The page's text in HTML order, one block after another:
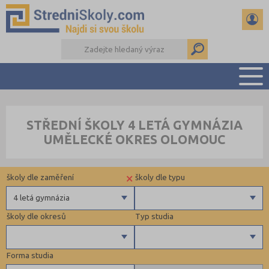
PŘÍPRAVA NA PŘIJÍMAČKY
DŮLEŽITÉ TERMÍNY
DALŠÍ DRUHY ŠKOL
STŘEDNÍ ŠKOLY 4 LETÁ GYMNÁZIA
UMĚLECKÉ OKRES OLOMOUC
Forma studia
Typ studia
školy dle okresů
školy dle typu
×
4 letá gymnázia
školy dle zaměření
Gymnázia
6 letá gymnázia